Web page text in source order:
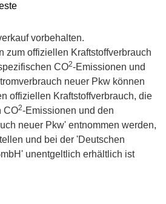
vorbehalten.
zum offiziellen Kraftstoffverbrauch
CO2-Emissionen und
neuer Pkw können
offiziellen Kraftstoffverbrauch, die
CO2-Emissionen und den
neuer Pkw' entnommen werden,
und bei der 'Deutschen
unentgeltlich erhältlich ist